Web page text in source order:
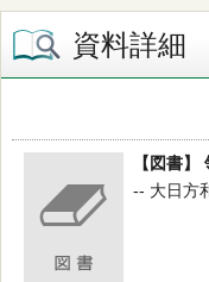
資料詳細
【図書
-- 大日方